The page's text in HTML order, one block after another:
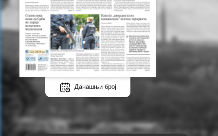
Данашњи број